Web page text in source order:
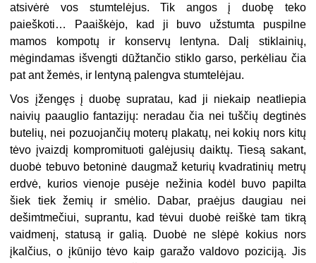
atsivėrė vos stumtelėjus. Tik angos į duobę teko
paieškoti… Paaiškėjo, kad ji buvo užstumta puspilne
mamos kompotų ir konservų lentyna. Dalį stiklainių,
mėgindamas išvengti dūžtančio stiklo garso, perkėliau čia
pat ant žemės, ir lentyną palengva stumtelėjau.
Vos įžengęs į duobę supratau, kad ji niekaip neatliepia
naivių paauglio fantazijų: neradau čia nei tuščių degtinės
butelių, nei pozuojančių moterų plakatų, nei kokių nors kitų
tėvo įvaizdį kompromituoti galėjusių daiktų. Tiesą sakant,
duobė tebuvo betoninė daugmaž keturių kvadratinių metrų
erdvė, kurios vienoje pusėje nežinia kodėl buvo papilta
šiek tiek žemių ir smėlio. Dabar, praėjus daugiau nei
dešimtmečiui, suprantu, kad tėvui duobė reiškė tam tikrą
vaidmenį, statusą ir galią. Duobė ne slėpė kokius nors
įkalčius, o įkūnijo tėvo kaip garažo valdovo poziciją. Jis